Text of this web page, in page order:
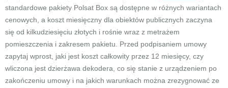
standardowe pakiety Polsat Box są dostępne w różnych wariantach
cenowych, a koszt miesięczny dla obiektów publicznych zaczyna
się od kilkudziesięciu złotych i rośnie wraz z metrażem
pomieszczenia i zakresem pakietu. Przed podpisaniem umowy
zapytaj wprost, jaki jest koszt całkowity przez 12 miesięcy, czy
wliczona jest dzierżawa dekodera, co się stanie z urządzeniem po
zakończeniu umowy i na jakich warunkach można zrezygnować ze